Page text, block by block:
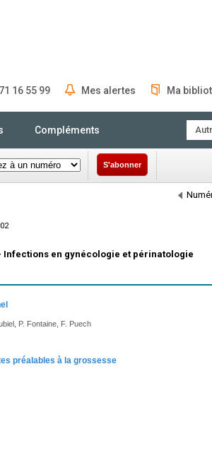
16 55 99 Mes alertes Ma
Compléments
S'abonner
Infections en gynécologie et périnatologie
P. Fontaine, F. Puech
préalables à la grossesse